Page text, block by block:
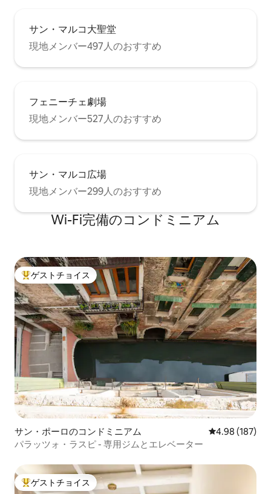
よって暖かく拡散されています。カーテ
ンは貴重な生地で作られており、典型的
なヴェネツィアンスタイルと色合いが特
徴です。 多くのオブジェやエレガントな
家具が家を快適に完成させています。エ
付きの広いソファの前には32インチテレ
ビがあり、ネオバロック様式の鏡フレー
ムの後ろに隠れています。 ヴェネツィア
心地が良く、特別なものになるように、
うな景色と、わずか数歩先にあるカナ
ル・グランデを垣間見ることができま
す。 この空間は、星空の下でのんびりと
過ごす時間やロマンチックなディナー、
夏のそよ風の中での朝食に最適です。 ア
近くにはバー、カフェ、レストランが豊
富にあり、職人の店から高級ブティック
まで、ショッピングの範囲が広いです。
カ・マンゾーニは、ACTV公共交通機関
（1号線）、Ailagunaオレンジ線（空港シ
ャトル）、プライベートウォータータク
シーでご利用いただけます。 最寄りの水
上バス停はサンタ・マリア・デル・ジリ
オで、アパートから徒歩3分です。 ご予約
後、ヴェネツィア到着予定場所と時間を
お聞きするため、メールでご連絡いたし
ますのでご了承ください。 その後、チェ
ックイン手続きのためのご予約を手配い
たします。 ご到着時に現金でお支払いい
ただく市税は料金に含まれておりません
のでご注意ください。 料金は人数、宿泊
日数、シーズン（ローシーズンまたはハ
イシーズン）によって異なります。 さら
に、午後9時以降のレイトチェックインの
場合は、追加料金が適用されます（現金
のみ）。
サン・マルコ大聖堂
現地メンバー497人のおすすめ
フェニーチェ劇場
現地メンバー527人のおすすめ
サン・マルコ広場
現地メンバー299人のおすすめ
Wi-Fi完備のコンドミニアム
大好評のゲストチョイスです。
ゲストチョイス
サン・ポーロのコンドミニアム レビュー187
4.98 (187)
パラッツォ・ラスピ - 専用ジムとエレベーター
大好評のゲストチョイスです。
ゲストチョイス